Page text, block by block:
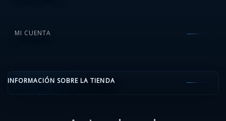
MI CUENTA
INFORMACIÓN SOBRE LA TIENDA